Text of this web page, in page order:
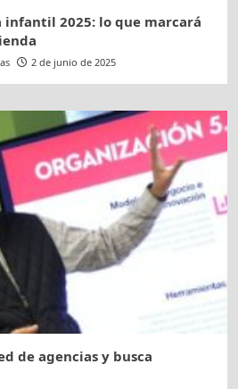
infantil 2025: lo que marcará
2 de junio de 2025
de agencias y busca